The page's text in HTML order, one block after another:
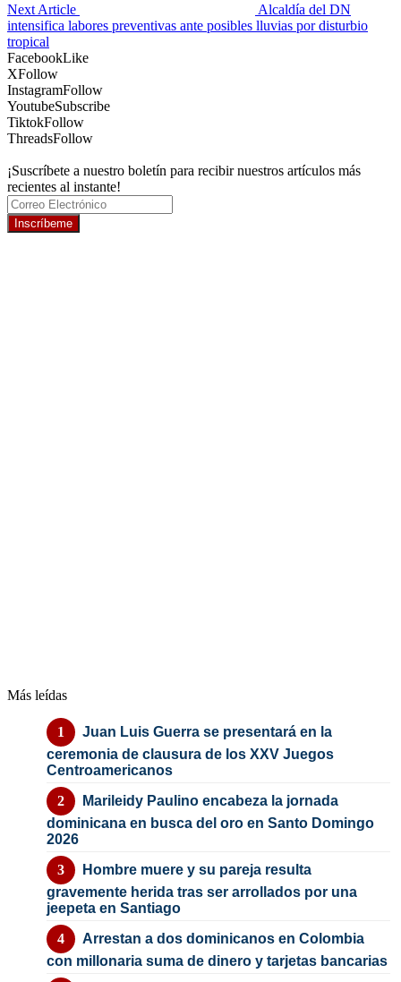
Next Article
Alcaldía del DN
intensifica labores preventivas ante posibles lluvias por disturbio
tropical
FacebookLike
XFollow
InstagramFollow
YoutubeSubscribe
TiktokFollow
ThreadsFollow
¡Suscríbete a nuestro boletín para recibir nuestros artículos más
recientes al instante!
Inscríbeme
Más leídas
Juan Luis Guerra se presentará en la
ceremonia de clausura de los XXV Juegos
Centroamericanos
Marileidy Paulino encabeza la jornada
dominicana en busca del oro en Santo Domingo
2026
Hombre muere y su pareja resulta
gravemente herida tras ser arrollados por una
jeepeta en Santiago
Arrestan a dos dominicanos en Colombia
con millonaria suma de dinero y tarjetas bancarias